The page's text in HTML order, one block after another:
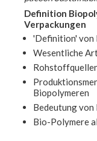
Definition
Verpackungen
'Definition' von
Wesentliche
Biopolymeren
Bedeutung von
Bio-Polymere